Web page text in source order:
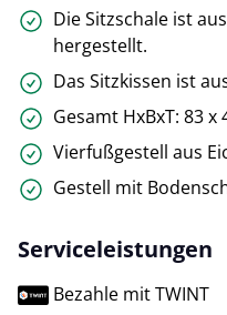
Die Sitzschale ist
hergestellt.
Das Sitzkissen ist
Gesamt HxBxT: 83 x
Vierfußgestell aus
Gestell mit
Serviceleistungen
Bezahle mit TWINT